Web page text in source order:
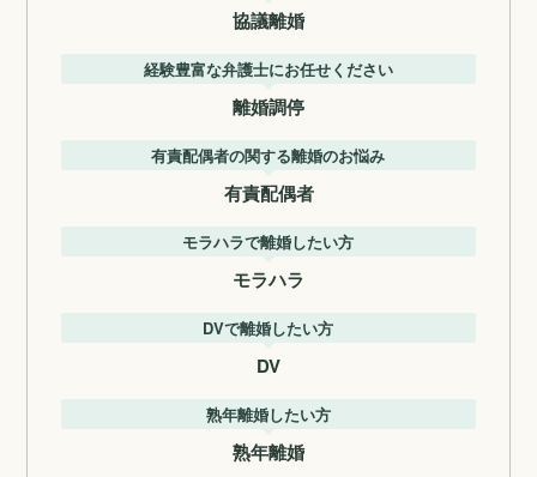
協議離婚
経験豊富な弁護士にお任せください
離婚調停
有責配偶者の関する離婚のお悩み
有責配偶者
モラハラで離婚したい方
モラハラ
DVで離婚したい方
DV
熟年離婚したい方
熟年離婚